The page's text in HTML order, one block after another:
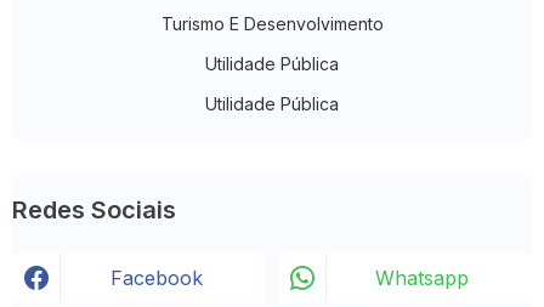
Turismo E Desenvolvimento
Utilidade Pública
Utilidade Pública
Redes Sociais
Facebook Whatsapp